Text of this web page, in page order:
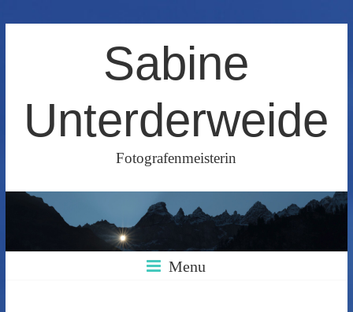
Sabine
Unterderweide
Fotografenmeisterin
Menu